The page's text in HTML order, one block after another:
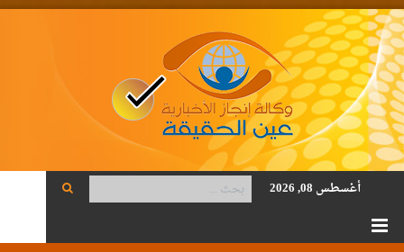
أغسطس 08, 2026